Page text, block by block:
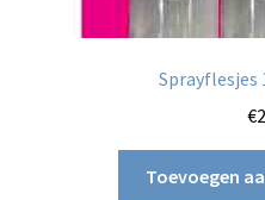
Sprayflesjes
€
Toevoegen